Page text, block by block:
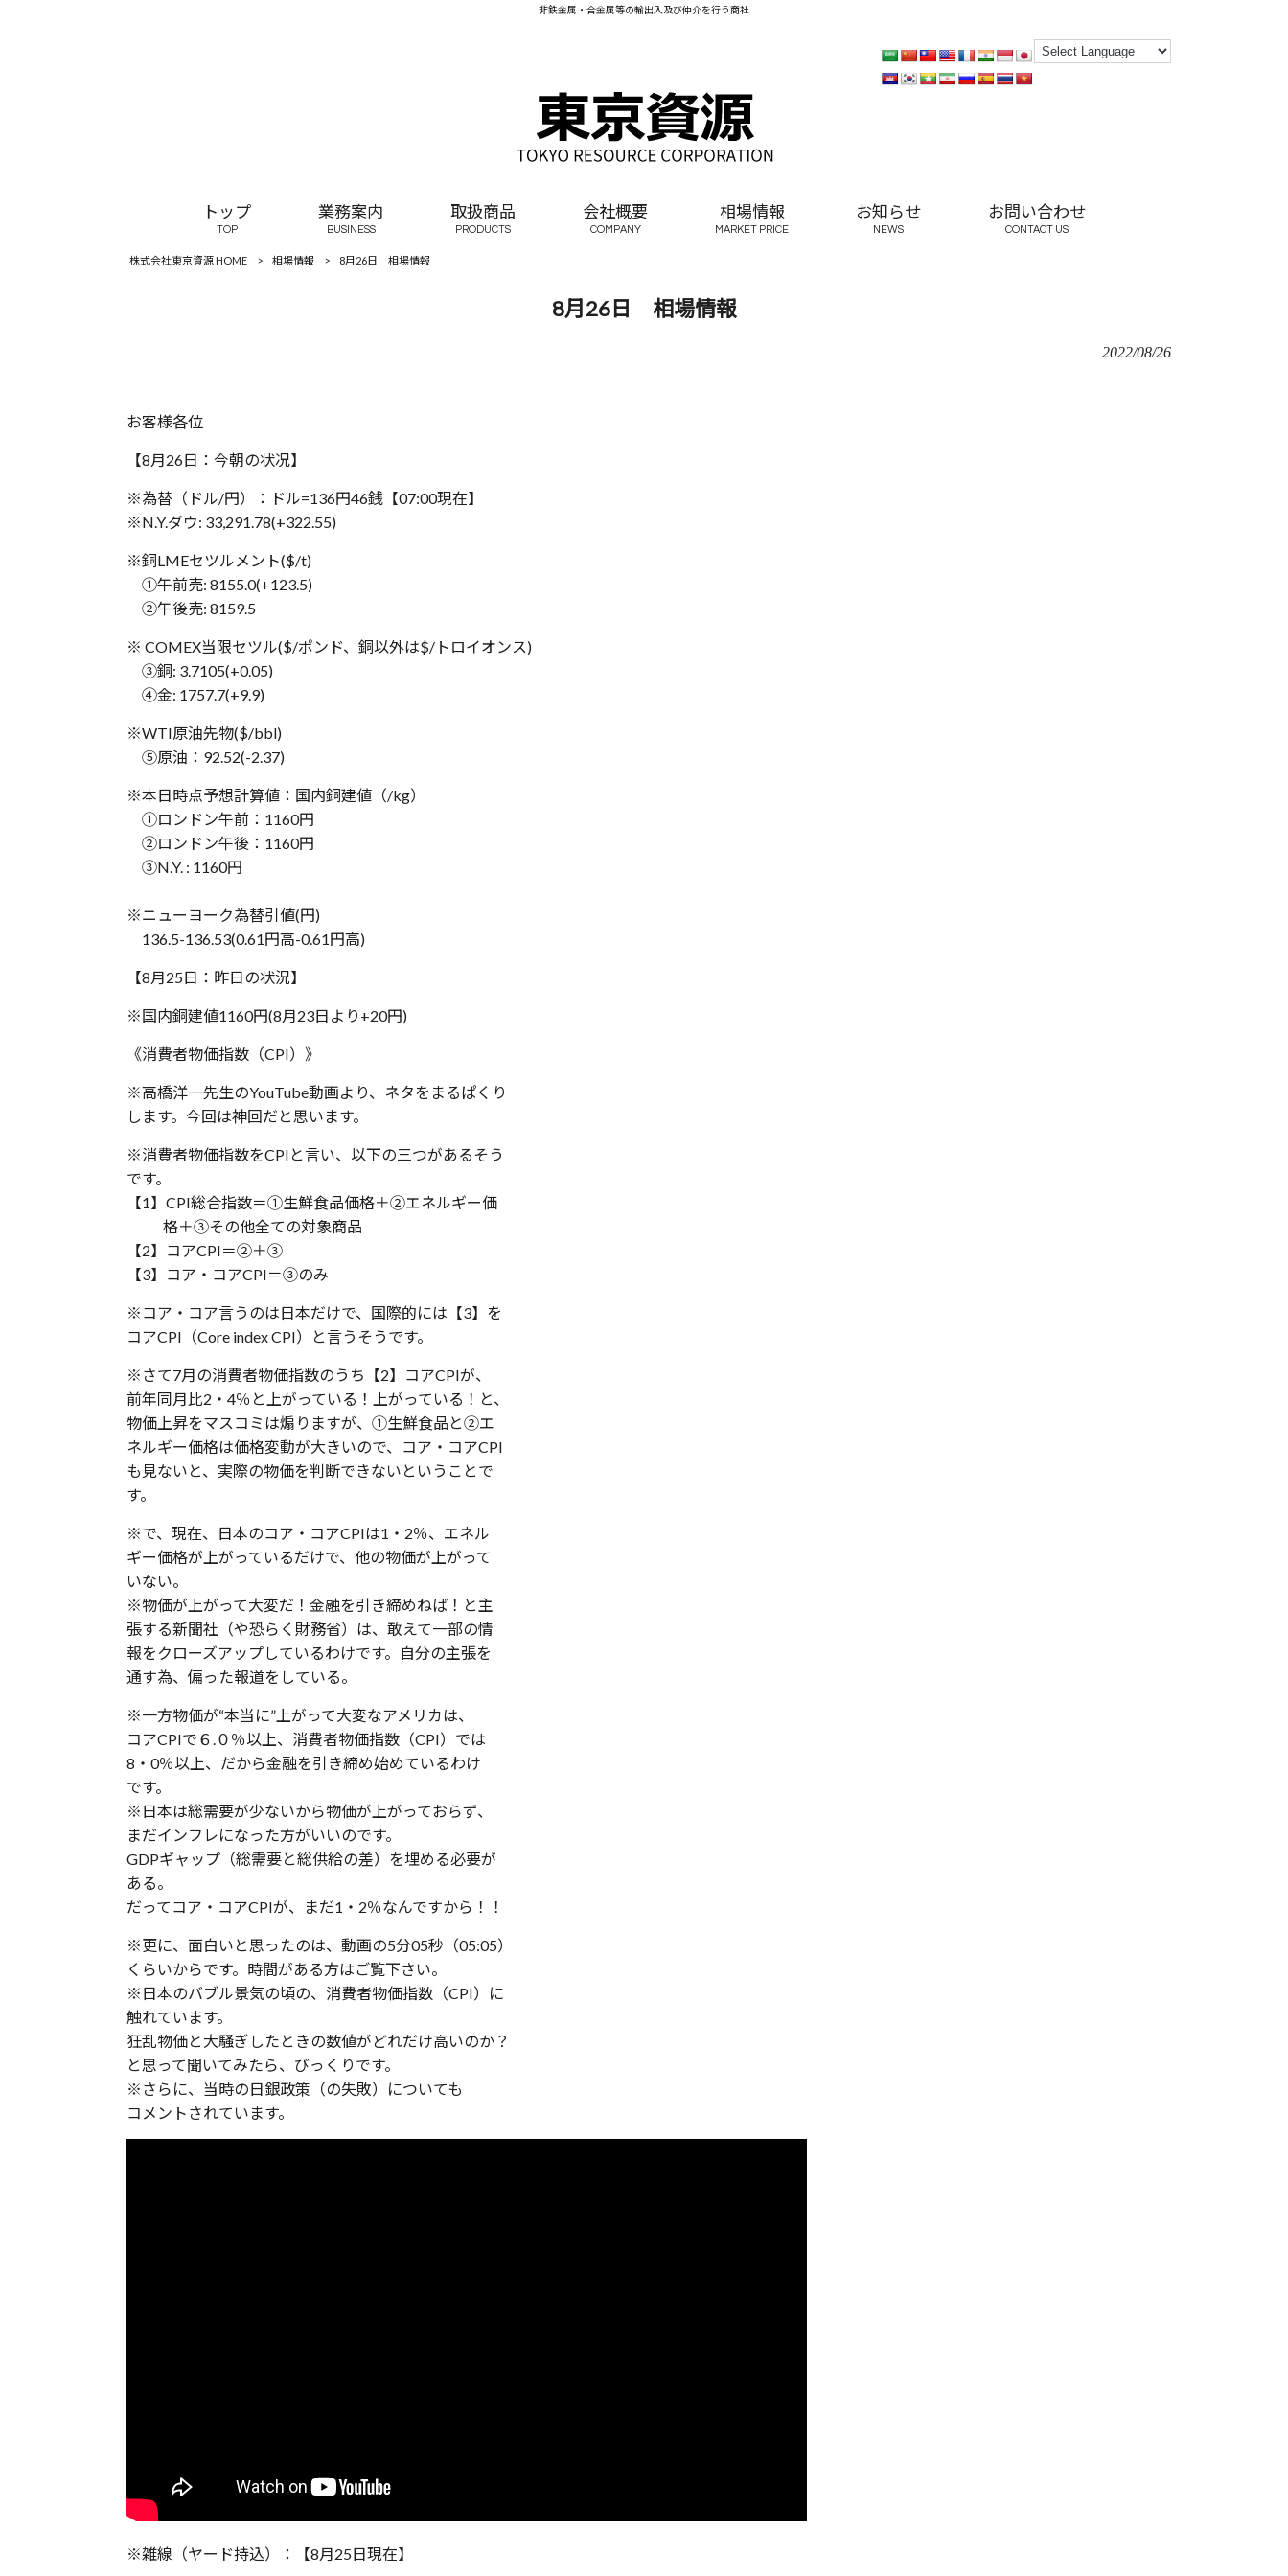
非鉄金属・合金属等の輸出入及び仲介を行う商社
トップ
TOP
業務案内
BUSINESS
取扱商品
PRODUCTS
会社概要
COMPANY
相場情報
MARKET PRICE
お知らせ
NEWS
お問い合わせ
CONTACT US
株式会社東京資源 HOME > 相場情報 > 8月26日 相場情報
8月26日 相場情報
2022/08/26
お客様各位
【8月26日：‪今朝の状况】
※為替（ドル/円）：ドル=136円46銭【‪‪07:00現在】
※N.Y.ダウ: 33,291.78(+322.55)
※銅LMEセツルメント($/t)
①午前売: 8155.0(+123.5)
②午後売: 8159.5
※ COMEX当限セツル($/ポンド、銅以外は$/トロイオンス)
③銅: 3.7105(+0.05)
④金: 1757.7(+9.9)
※WTI原油先物($/bbl)
⑤原油：92.52(-2.37)
※本日時点予想計算値：国内銅建値（/kg）
①ロンドン午前：1160円
②ロンドン午後：1160円
③N.Y. : 1160円
※ニューヨーク為替引値(円)
136.5-136.53(0.61円高-0.61円高)
【8月25日：昨日の状況】
※国内銅建値1160円(8月23日より+20円)
《消費者物価指数（CPI）》
※高橋洋一先生のYouTube動画より、ネタをまるぱくり
します。今回は神回だと思います。
※消費者物価指数をCPIと言い、以下の三つがあるそう
です。
【1】CPI総合指数＝①生鮮食品価格＋②エネルギー価
格＋③その他全ての対象商品
【2】コアCPI＝②＋③
【3】コア・コアCPI＝③のみ
※コア・コア言うのは日本だけで、国際的には【3】を
コアCPI（Core index CPI）と言うそうです。
※さて7月の消費者物価指数のうち【2】コアCPIが、
前年同月比2・4％と上がっている！上がっている！と、
物価上昇をマスコミは煽りますが、①生鮮食品と②エ
ネルギー価格は価格変動が大きいので、コア・コアCPI
も見ないと、実際の物価を判断できないということで
す。
※で、現在、日本のコア・コアCPIは1・2％、エネル
ギー価格が上がっているだけで、他の物価が上がって
いない。
※物価が上がって大変だ！金融を引き締めねば！と主
張する新聞社（や恐らく財務省）は、敢えて一部の情
報をクローズアップしているわけです。自分の主張を
通す為、偏った報道をしている。
※一方物価が“本当に”上がって大変なアメリカは、
コアCPIで６.０％以上、消費者物価指数（CPI）では
8・0％以上、だから金融を引き締め始めているわけ
です。
※日本は総需要が少ないから物価が上がっておらず、
まだインフレになった方がいいのです。
GDPギャップ（総需要と総供給の差）を埋める必要が
ある。
だってコア・コアCPIが、まだ1・2％なんですから！！
※更に、面白いと思ったのは、動画の5分05秒（05:05）
くらいからです。時間がある方はご覧下さい。
※日本のバブル景気の頃の、消費者物価指数（CPI）に
触れています。
狂乱物価と大騒ぎしたときの数値がどれだけ高いのか？
と思って聞いてみたら、びっくりです。
※さらに、当時の日銀政策（の失敗）についても
コメントされています。
※雑線（ヤード持込）：【8月25日現在】